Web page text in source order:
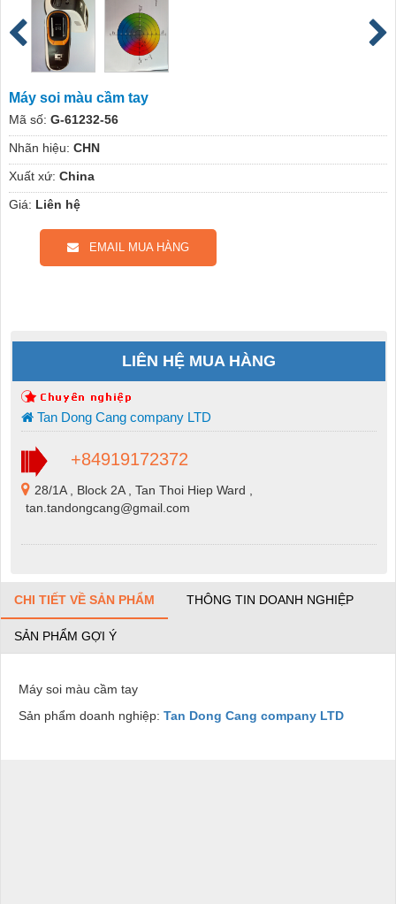
Máy soi màu cầm tay
Mã số: G-61232-56
Nhãn hiệu: CHN
Xuất xứ: China
Giá: Liên hệ
EMAIL MUA HÀNG
LIÊN HỆ MUA HÀNG
Tan Dong Cang company LTD
+84919172372
28/1A , Block 2A , Tan Thoi Hiep Ward ,
tan.tandongcang@gmail.com
CHI TIẾT VỀ SẢN PHẨM THÔNG TIN DOANH NGHIỆP
SẢN PHẨM GỢI Ý
Máy soi màu cầm tay
Sản phẩm doanh nghiệp: Tan Dong Cang company LTD